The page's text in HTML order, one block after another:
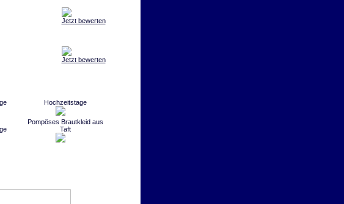
Jetzt bewerten
Jetzt bewerten
Hochzeitstage
Pompöses Brautkleid aus
Taft